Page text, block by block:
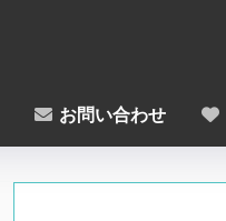
お問い合わせ